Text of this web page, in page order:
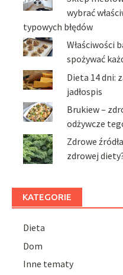
wybrać
typowych błędów
Właściwości
spożywać
Dieta 14 dni:
jadłospis
Brukiew –
odżywcze
Zdrowe
zdrowej
KATEGORIE
Dieta
Dom
Inne tematy